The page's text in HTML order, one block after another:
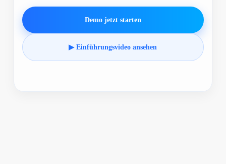
Demo jetzt starten
▶ Einführungsvideo ansehen